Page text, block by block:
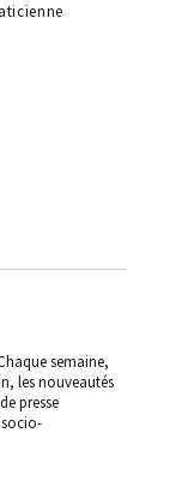
semaine,
les nouveautés
presse